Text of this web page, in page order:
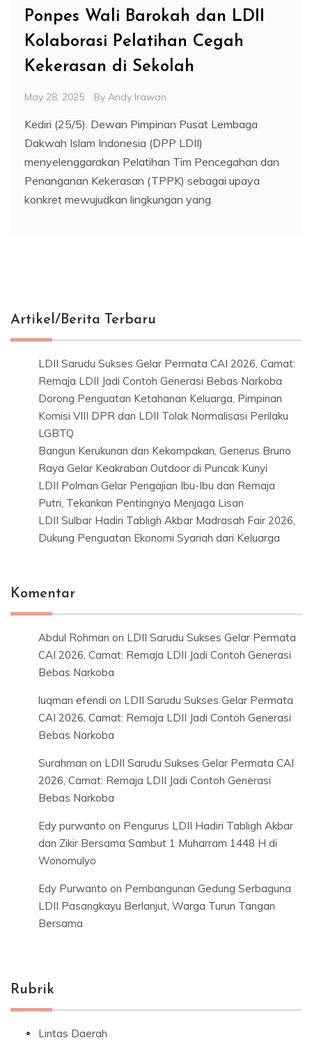
Ponpes Wali Barokah dan LDII
Kolaborasi Pelatihan Cegah
Kekerasan di Sekolah
May 28, 2025 By Andy Irawan
Kediri (25/5). Dewan Pimpinan Pusat Lembaga
Dakwah Islam Indonesia (DPP LDII)
menyelenggarakan Pelatihan Tim Pencegahan dan
Penanganan Kekerasan (TPPK) sebagai upaya
konkret mewujudkan lingkungan yang
Artikel/Berita Terbaru
LDII Sarudu Sukses Gelar Permata CAI 2026, Camat:
Remaja LDII Jadi Contoh Generasi Bebas Narkoba
Dorong Penguatan Ketahanan Keluarga, Pimpinan
Komisi VIII DPR dan LDII Tolak Normalisasi Perilaku
LGBTQ
Bangun Kerukunan dan Kekompakan, Generus Bruno
Raya Gelar Keakraban Outdoor di Puncak Kunyi
LDII Polman Gelar Pengajian Ibu-Ibu dan Remaja
Putri, Tekankan Pentingnya Menjaga Lisan
LDII Sulbar Hadiri Tabligh Akbar Madrasah Fair 2026,
Dukung Penguatan Ekonomi Syariah dari Keluarga
Komentar
Abdul Rohman on LDII Sarudu Sukses Gelar Permata
CAI 2026, Camat: Remaja LDII Jadi Contoh Generasi
Bebas Narkoba
luqman efendi on LDII Sarudu Sukses Gelar Permata
CAI 2026, Camat: Remaja LDII Jadi Contoh Generasi
Bebas Narkoba
Surahman on LDII Sarudu Sukses Gelar Permata CAI
2026, Camat: Remaja LDII Jadi Contoh Generasi
Bebas Narkoba
Edy purwanto on Pengurus LDII Hadiri Tabligh Akbar
dan Zikir Bersama Sambut 1 Muharram 1448 H di
Wonomulyo
Edy Purwanto on Pembangunan Gedung Serbaguna
LDII Pasangkayu Berlanjut, Warga Turun Tangan
Bersama
Rubrik
Lintas Daerah